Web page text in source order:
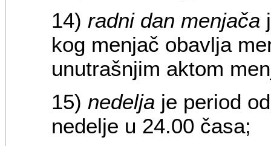
14) radni dan menjača
kog menjač obavlja
unutrašnjim aktom
15) nedelja je period
nedelje u 24.00 časa;